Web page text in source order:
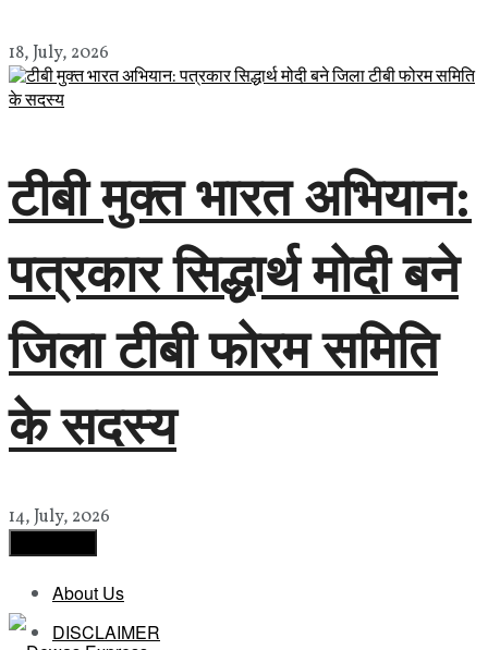
18, July, 2026
टीबी मुक्त भारत अभियान:
पत्रकार सिद्धार्थ मोदी बने
जिला टीबी फोरम समिति
के सदस्य
14, July, 2026
About Us
DISCLAIMER